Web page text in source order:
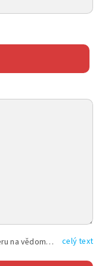
Vyplněním shora uvedených údajů beru na vědomí, že společnost TEXT FACTORY s.r.o., sídlem Brno, Durďákova 336/29, Černá Pole, PSČ: 613 00, IČ: 06157831, zapsané u Krajského soudu v Brně, oddíl C, vložka 100399, bude zpracovávat mé osobní údaje uvedené v rámci mnou vyplněného registračního formuláře na základě oprávněných zájmů TEXT FACTORY s.r.o. dle čl. 6 odst. 1 písm. f) GDPR a pro splnění právních povinností (čl. 6 odst. 1 písm. c) GDPR), a to pro tyto účely: nezbytnost zajistit oprávnění návštěvníka webových stránek provozovaných společností TEXT FACTORY s.r.o. přispívat aktivně ke zveřejněným článkům nebo v rámci diskusních fór a výkon práv TEXT FACTORY s.r.o. jako administrátora těchto diskusních fór. Více informací o zpracování osobních údajů a právech lze nalézt v celý text